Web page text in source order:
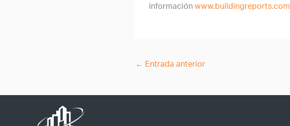
información www.buildingreports.com
← Entrada anterior